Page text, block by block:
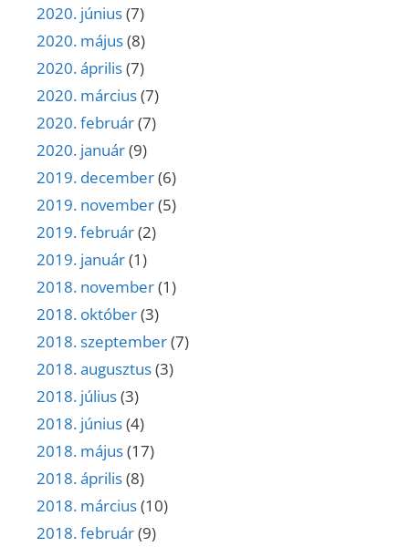
2020. június(7)
2020. május(8)
2020. április(7)
2020. március(7)
2020. február(7)
2020. január(9)
2019. december(6)
2019. november(5)
2019. február(2)
2019. január(1)
2018. november(1)
2018. október(3)
2018. szeptember(7)
2018. augusztus(3)
2018. július(3)
2018. június(4)
2018. május(17)
2018. április(8)
2018. március(10)
2018. február(9)